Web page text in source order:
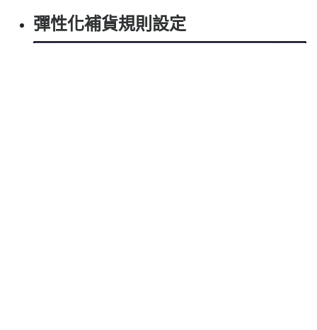
彈性化補貨規則設定